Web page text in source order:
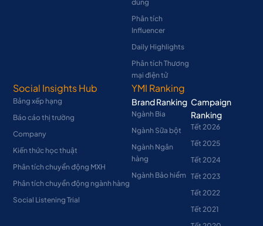
dùng
Phân tích
Influencer
Daily Highlights
Phân tích Thương
mại điện tử
Social Insights Hub
Bảng xếp hạng
Báo cáo thị trường
Company
Kiến thức học thuật
Phân tích chuyển động MXH
Phân tích chuyển động ngành hàng
Social Listening Trial
YMI Ranking
Brand Ranking
Ngành Bia
Ngành Sữa bột
Ngành Ngân
hàng
Ngành Bảo hiểm
Campaign
Ranking
Tết 2026
Tết 2025
Tết 2024
Tết 2023
Tết 2022
Tết 2021